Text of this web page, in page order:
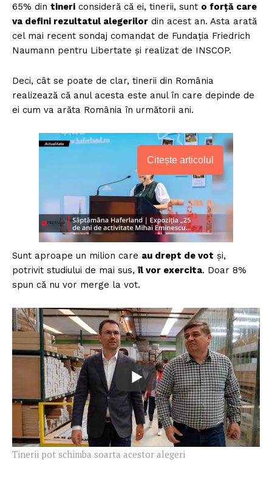
65% din tineri consideră că ei, tinerii, sunt o forță care
va defini rezultatul alegerilor din acest an. Asta arată
cel mai recent sondaj comandat de Fundația Friedrich
Naumann pentru Libertate și realizat de INSCOP.
Deci, cât se poate de clar, tinerii din România
realizează că anul acesta este anul în care depinde de
ei cum va arăta România în următorii ani.
Citește articolul
Sunt aproape un milion care au drept de vot și,
potrivit studiului de mai sus,îl vor exercita. Doar 8%
spun că nu vor merge la vot.
Tinerii pot schimba soarta acestor alegeri